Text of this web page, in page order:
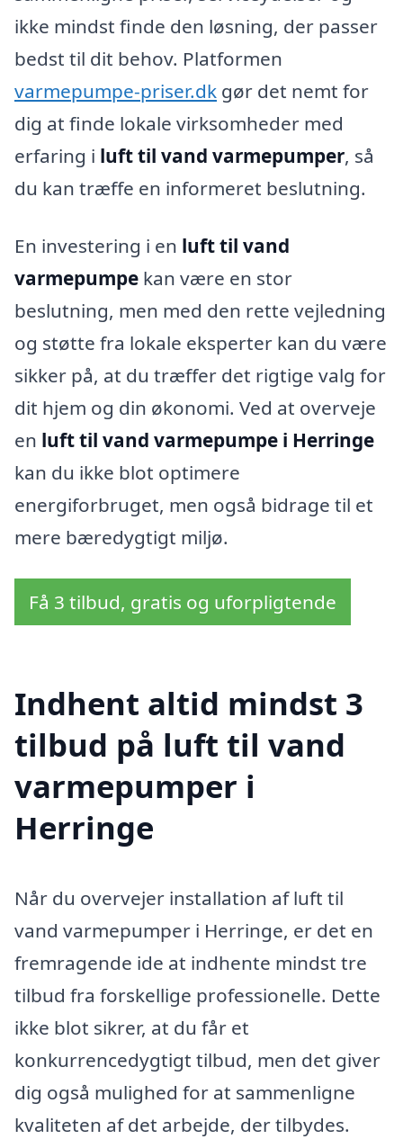
ikke mindst finde den løsning, der passer
bedst til dit behov. Platformen
varmepumpe-priser.dk gør det nemt for
dig at finde lokale virksomheder med
erfaring i luft til vand varmepumper, så
du kan træffe en informeret beslutning.
En investering i en luft til vand
varmepumpe kan være en stor
beslutning, men med den rette vejledning
og støtte fra lokale eksperter kan du være
sikker på, at du træffer det rigtige valg for
dit hjem og din økonomi. Ved at overveje
en luft til vand varmepumpe i Herringe
kan du ikke blot optimere
energiforbruget, men også bidrage til et
mere bæredygtigt miljø.
Få 3 tilbud, gratis og uforpligtende
Indhent altid mindst 3
tilbud på luft til vand
varmepumper i
Herringe
Når du overvejer installation af luft til
vand varmepumper i Herringe, er det en
fremragende ide at indhente mindst tre
tilbud fra forskellige professionelle. Dette
ikke blot sikrer, at du får et
konkurrencedygtigt tilbud, men det giver
dig også mulighed for at sammenligne
kvaliteten af det arbejde, der tilbydes.